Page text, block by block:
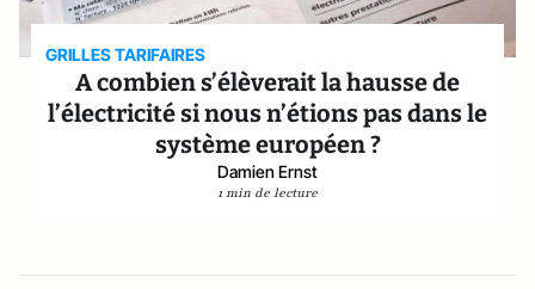
GRILLES TARIFAIRES
A combien s’élèverait la hausse de
l’électricité si nous n’étions pas dans le
système européen ?
Damien Ernst
1 min de lecture